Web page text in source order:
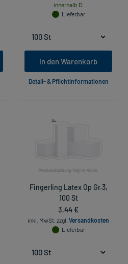
innerhalb D.
Lieferbar
In den Warenkorb
Detail- & Pflichtinformationen
Fingerling Latex Op Gr.3,
100 St
3,44 €
inkl. MwSt. zzgl. Versandkosten
Lieferbar